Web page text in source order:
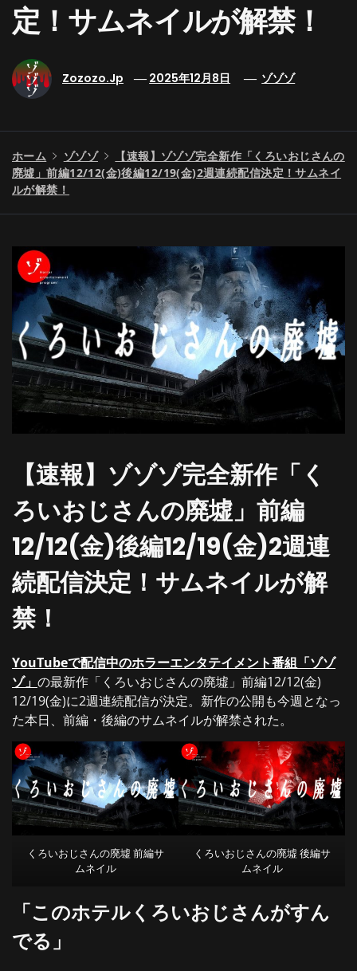
定！サムネイルが解禁！
Zozozo.jp 2025年12月8日 ゾゾゾ
ホーム ゾゾゾ
【速報】ゾゾゾ完全新作「くろいおじさんの
廃墟」前編12/12(金)後編12/19(金)2週連続配信決定！サムネイ
ルが解禁！
【速報】ゾゾゾ完全新作「く
ろいおじさんの廃墟」前編
12/12(金)後編12/19(金)2週連
続配信決定！サムネイルが解
禁！
YouTubeで配信中のホラーエンタテイメント番組「ゾゾ
ゾ」 の最新作「くろいおじさんの廃墟」前編12/12(金)
12/19(金)に2週連続配信が決定。新作の公開も今週となっ
た本日、前編・後編のサムネイルが解禁された。
くろいおじさんの廃墟 前編サ
ムネイル
くろいおじさんの廃墟 後編サ
ムネイル
「このホテルくろいおじさんがすん
でる」